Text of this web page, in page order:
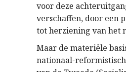
voor deze
verschaffen, door een
tot herziening van het
Maar de materiële
nationaal-